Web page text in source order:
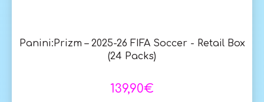
Panini:Prizm – 2025-26 FIFA Soccer - Retail Box
(24 Packs)
139,90€